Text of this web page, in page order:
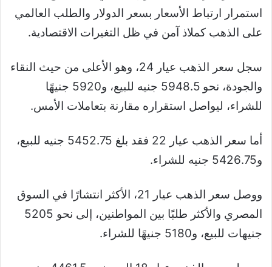
استمرار ارتباط الأسعار بسعر الدولار والطلب العالمي
على الذهب كملاذ آمن في ظل التغيرات الاقتصادية.
سجل سعر الذهب عيار 24، وهو الأعلى من حيث النقاء
والجودة، نحو 5948.5 جنيه للبيع، و5920 جنيهًا
للشراء، ليواصل استقراره مقارنة بتعاملات الأمس.
أما سعر الذهب عيار 22 فقد بلغ 5452.75 جنيه للبيع،
و5426.75 جنيه للشراء.
ووصل سعر الذهب عيار 21، الأكثر انتشارًا في السوق
المصري والأكثر طلبًا بين المواطنين، إلى نحو 5205
جنيهات للبيع، و5180 جنيهًا للشراء.